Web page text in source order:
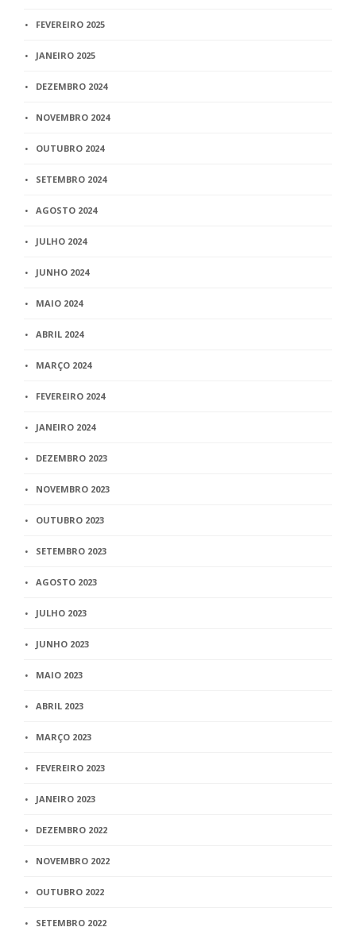
FEVEREIRO 2025
JANEIRO 2025
DEZEMBRO 2024
NOVEMBRO 2024
OUTUBRO 2024
SETEMBRO 2024
AGOSTO 2024
JULHO 2024
JUNHO 2024
MAIO 2024
ABRIL 2024
MARÇO 2024
FEVEREIRO 2024
JANEIRO 2024
DEZEMBRO 2023
NOVEMBRO 2023
OUTUBRO 2023
SETEMBRO 2023
AGOSTO 2023
JULHO 2023
JUNHO 2023
MAIO 2023
ABRIL 2023
MARÇO 2023
FEVEREIRO 2023
JANEIRO 2023
DEZEMBRO 2022
NOVEMBRO 2022
OUTUBRO 2022
SETEMBRO 2022